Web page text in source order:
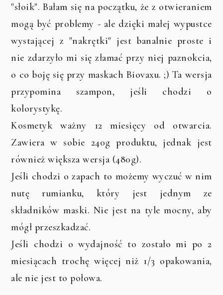
"słoik". Bałam się na początku, że z otwieraniem
mogą być problemy - ale dzięki małej wypustce
wystającej z "nakrętki" jest banalnie proste i
nie zdarzyło mi się złamać przy niej paznokcia,
o co boję się przy maskach Biovaxu. ;) Ta wersja
przypomina szampon, jeśli chodzi o
kolorystykę.
Kosmetyk ważny 12 miesięcy od otwarcia.
Zawiera w sobie 240g produktu, jednak jest
również większa wersja (480g).
Jeśli chodzi o zapach to możemy wyczuć w nim
nutę rumianku, który jest jednym ze
składników maski. Nie jest na tyle mocny, aby
mógł przeszkadzać.
Jeśli chodzi o wydajność to zostało mi po 2
miesiącach trochę więcej niż 1/3 opakowania,
ale nie jest to połowa.